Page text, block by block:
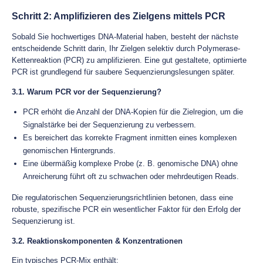
Schritt 2: Amplifizieren des Zielgens mittels PCR
Sobald Sie hochwertiges DNA-Material haben, besteht der nächste
entscheidende Schritt darin, Ihr Zielgen selektiv durch Polymerase-
Kettenreaktion (PCR) zu amplifizieren. Eine gut gestaltete, optimierte
PCR ist grundlegend für saubere Sequenzierungslesungen später.
3.1. Warum PCR vor der Sequenzierung?
PCR erhöht die Anzahl der DNA-Kopien für die Zielregion, um die
Signalstärke bei der Sequenzierung zu verbessern.
Es bereichert das korrekte Fragment inmitten eines komplexen
genomischen Hintergrunds.
Eine übermäßig komplexe Probe (z. B. genomische DNA) ohne
Anreicherung führt oft zu schwachen oder mehrdeutigen Reads.
Die regulatorischen Sequenzierungsrichtlinien betonen, dass eine
robuste, spezifische PCR ein wesentlicher Faktor für den Erfolg der
Sequenzierung ist.
3.2. Reaktionskomponenten & Konzentrationen
Ein typisches PCR-Mix enthält: